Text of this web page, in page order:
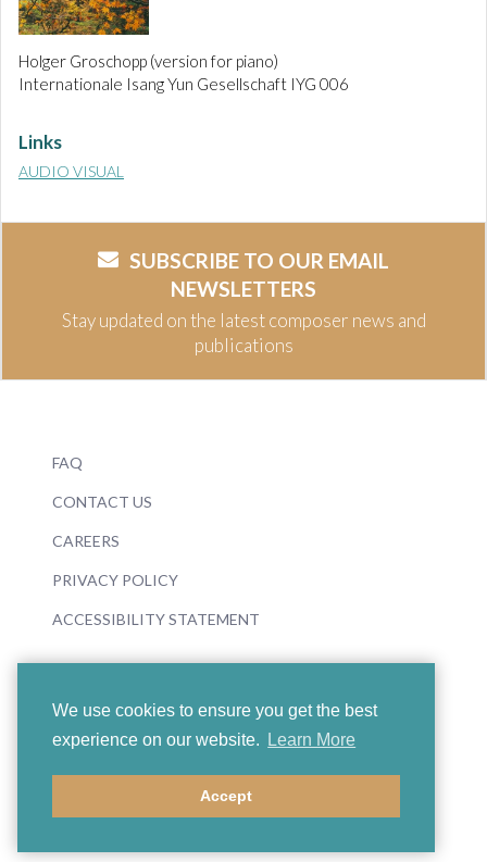
We use cookies to ensure you get the best
experience on our website.
Learn More
Accept
Holger Groschopp (version for piano)
Internationale Isang Yun Gesellschaft IYG 006
Links
AUDIO VISUAL
SUBSCRIBE TO OUR EMAIL
NEWSLETTERS
Stay updated on the latest composer news and
publications
FAQ
CONTACT US
CAREERS
PRIVACY POLICY
ACCESSIBILITY STATEMENT
© 2026 Boosey & Hawkes